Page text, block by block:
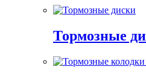
Тормозные